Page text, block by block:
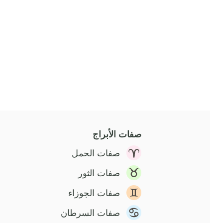
صفات الأبراج
صفات الحمل
صفات الثور
صفات الجوزاء
صفات السرطان